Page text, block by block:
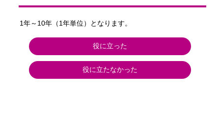
1年～10年（1年単位）となります。
役に立った
役に立たなかった